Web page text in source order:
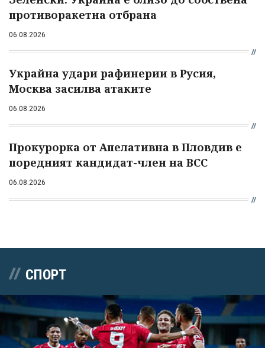
противоракетна отбрана
06.08.2026
Украйна удари рафинерии в Русия,
Москва засилва атаките
06.08.2026
Прокурорка от Апелативна в Пловдив е
поредният кандидат-член на ВСС
06.08.2026
СПОРТ